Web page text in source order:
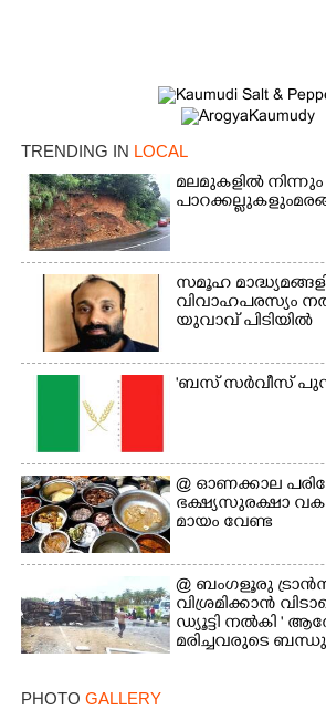
TRENDING IN LOCAL
മലമുകളിൽ നിന്നും
സമൂഹ
വിവാഹപരസ്യം
യുവാവ് പിടിയിൽ
'ബസ് സർവീസ്
@​​​​​​​ ഓണക്കാല
ഭക്ഷ്യസുരക്ഷാ
മായം വേണ്ട
@ ബംഗളൂരു
വി​ശ്ര​മിക്കാൻ
ഡ്യൂട്ടി നൽകി '
മരിച്ചവരുടെ
PHOTO GALLERY